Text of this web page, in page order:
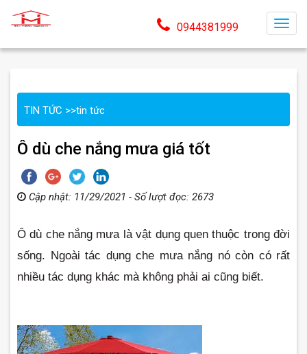
T
l
n
t
i
0944381999
TIN TỨC >>tin tức
Ô dù che nắng mưa giá tốt
Cập nhật: 11/29/2021 - Số lượt đọc: 2673
Ô dù che nắng mưa là vật dụng quen thuộc trong đời
sống. Ngoài tác dụng che mưa nắng nó còn có rất
nhiều tác dụng khác mà không phải ai cũng biết.